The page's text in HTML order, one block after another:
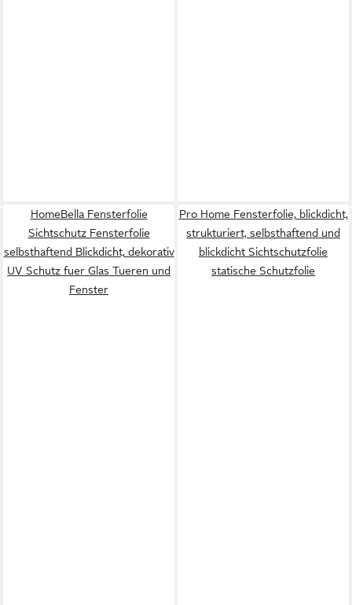
HomeBella Fensterfolie
Sichtschutz Fensterfolie
selbsthaftend Blickdicht, dekorativ
UV Schutz fuer Glas Tueren und
Fenster
Pro Home Fensterfolie, blickdicht,
strukturiert, selbsthaftend und
blickdicht Sichtschutzfolie
statische Schutzfolie